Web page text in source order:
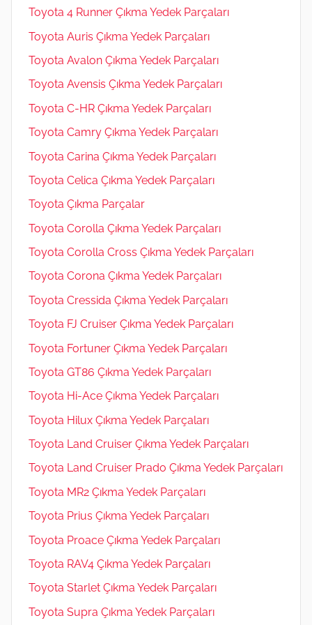
Toyota 4 Runner Çıkma Yedek Parçaları
Toyota Auris Çıkma Yedek Parçaları
Toyota Avalon Çıkma Yedek Parçaları
Toyota Avensis Çıkma Yedek Parçaları
Toyota C-HR Çıkma Yedek Parçaları
Toyota Camry Çıkma Yedek Parçaları
Toyota Carina Çıkma Yedek Parçaları
Toyota Celica Çıkma Yedek Parçaları
Toyota Çıkma Parçalar
Toyota Corolla Çıkma Yedek Parçaları
Toyota Corolla Cross Çıkma Yedek Parçaları
Toyota Corona Çıkma Yedek Parçaları
Toyota Cressida Çıkma Yedek Parçaları
Toyota FJ Cruiser Çıkma Yedek Parçaları
Toyota Fortuner Çıkma Yedek Parçaları
Toyota GT86 Çıkma Yedek Parçaları
Toyota Hi-Ace Çıkma Yedek Parçaları
Toyota Hilux Çıkma Yedek Parçaları
Toyota Land Cruiser Çıkma Yedek Parçaları
Toyota Land Cruiser Prado Çıkma Yedek Parçaları
Toyota MR2 Çıkma Yedek Parçaları
Toyota Prius Çıkma Yedek Parçaları
Toyota Proace Çıkma Yedek Parçaları
Toyota RAV4 Çıkma Yedek Parçaları
Toyota Starlet Çıkma Yedek Parçaları
Toyota Supra Çıkma Yedek Parçaları